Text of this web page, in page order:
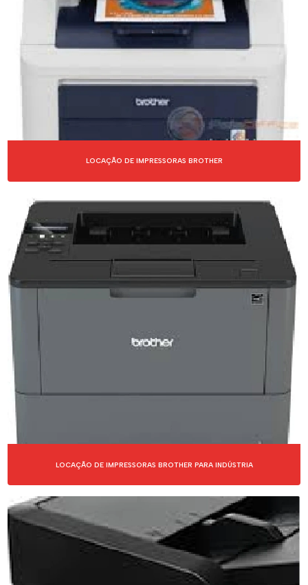
LOCAÇÃO DE IMPRESSORAS BROTHER
LOCAÇÃO DE IMPRESSORAS BROTHER PARA INDÚSTRIA